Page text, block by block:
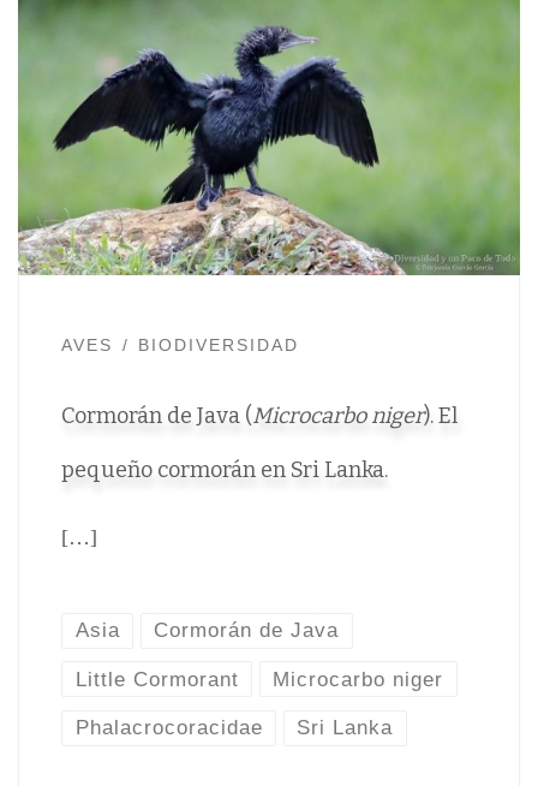
AVES BIODIVERSIDAD
Cormorán de Java (Microcarbo niger). El
pequeño cormorán en Sri Lanka.
[…]
Asia Cormorán de Java
Little Cormorant Microcarbo niger
Phalacrocoracidae Sri Lanka